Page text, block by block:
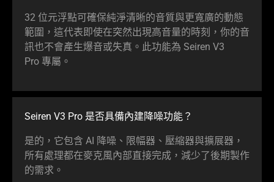
32 位元浮點可確保純淨清晰的音質與更寬廣的動態
範圍，這代表即使在突然出現高音量的時刻，你的音
訊也不會產生爆音或失真。此功能為 Seiren V3
Pro 專屬 。
Seiren V3 Pro 是否具備內建降噪功能 ？
是的，它包含 AI 降噪、限幅器、壓縮器與擴展器，
所有處理都在麥克風內部直接完成，減少了後期製作
的需求 。